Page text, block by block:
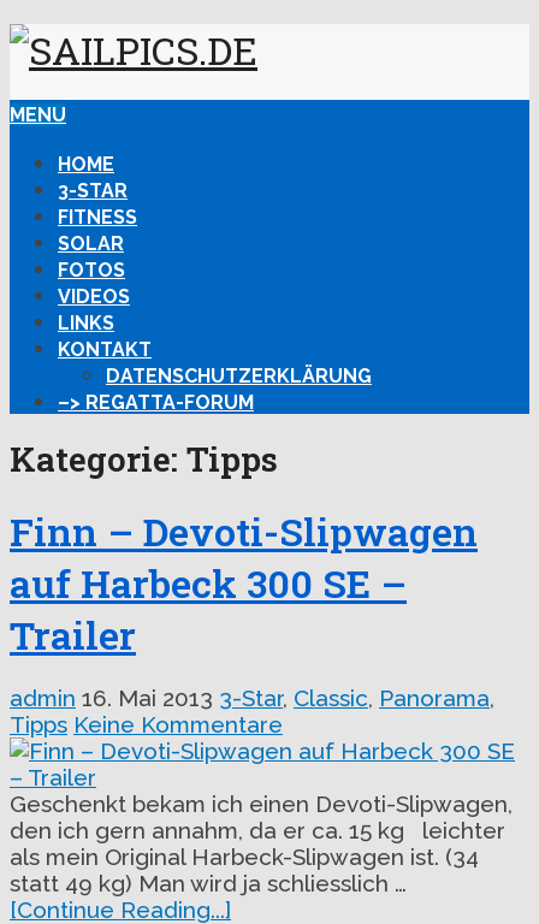
MENU
HOME
3-STAR
FITNESS
SOLAR
FOTOS
VIDEOS
LINKS
KONTAKT
DATENSCHUTZERKLÄRUNG
–> REGATTA-FORUM
Kategorie: Tipps
Finn – Devoti-Slipwagen
auf Harbeck 300 SE –
Trailer
admin 16. Mai 2013 3-Star, Classic, Panorama,
Tipps Keine Kommentare
Geschenkt bekam ich einen Devoti-Slipwagen,
den ich gern annahm, da er ca. 15 kg leichter
als mein Original Harbeck-Slipwagen ist. (34
statt 49 kg) Man wird ja schliesslich …
[Continue Reading...]